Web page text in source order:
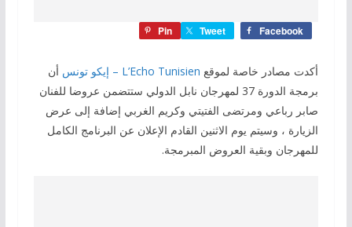
Facebook
Tweet
Pin
أكدت مصادر خاصة لموقع L’Echo Tunisien – إيكو تونس
أن
برمجة الدورة 37 لمهرجان نابل الدولي ستتضمن عروضا للفنان
صابر رباعي ومرتضى الفتيتي وكريم الغربي إضافة إلى عرض
الزيارة ، وسيتم يوم الاثنين القادم الإعلان عن البرنامج الكامل
للمهرجان وبقية العروض المبرمجة.